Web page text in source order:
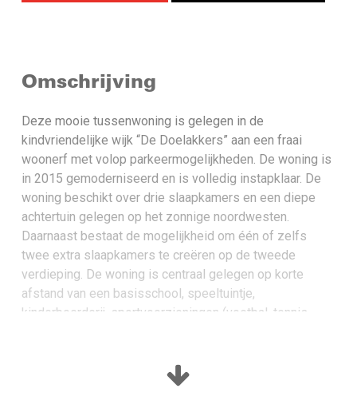
Omschrijving
Deze mooie tussenwoning is gelegen in de
kindvriendelijke wijk “De Doelakkers” aan een fraai
woonerf met volop parkeermogelijkheden. De woning is
in 2015 gemoderniseerd en is volledig instapklaar. De
woning beschikt over drie slaapkamers en een diepe
achtertuin gelegen op het zonnige noordwesten.
Daarnaast bestaat de mogelijkheid om één of zelfs
twee extra slaapkamers te creëren op de tweede
verdieping. De woning is centraal gelegen op korte
afstand van een basisschool, speeltuintje,
kinderboerderij, sportvoorzieningen (voetbal, tennis,
staat bekend om zijn vele voorzieningen zoals
restaurants, terrasjes en winkelcentrum “Hilverhof”. Met